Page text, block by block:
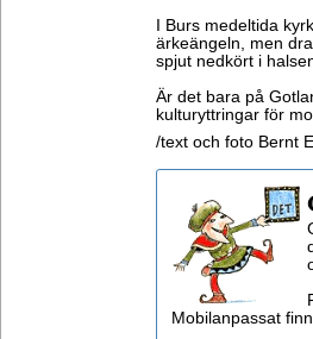
I Burs medeltida
ärkeängeln, men
spjut nedkört i
Är det bara på
kulturyttringar för
/text och foto Bernt
Mobilanpassat